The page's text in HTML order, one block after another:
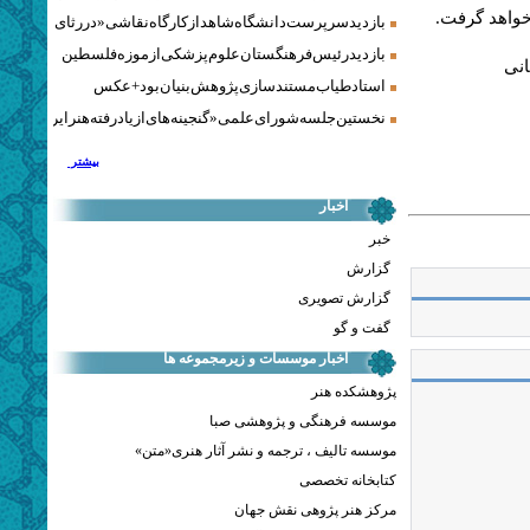
بازدید سرپرست دانشگاه شاهد از کارگاه نقاشی «در رثای سیمرغ
بازدید رئیس فرهنگستان علوم پزشکی از موزه فلسطین
استاد طیاب مستندسازی پژوهش‌بنیان بود + عکس
نخستین جلسه شورای علمی «گنجینه‌های ازیادرفته هنر ایران»
بیشتر
اخبار
خبر
گزارش
گزارش تصویری
گفت و گو
اخبار موسسات و زیرمجموعه ها
پژوهشکده هنر
موسسه فرهنگی و پژوهشی صبا
موسسه تالیف ، ترجمه و نشر آثار هنری«متن»
کتابخانه تخصصی
مرکز هنر پژوهی نقش جهان
گرفت.
نشانی